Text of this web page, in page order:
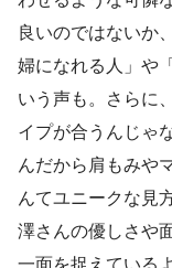
良いのではないか
婦になれる人」や
いう声も。さらに
イプが合うんじゃ
んだから肩もみや
んてユニークな見
澤さんの優しさや
一面を捉えている